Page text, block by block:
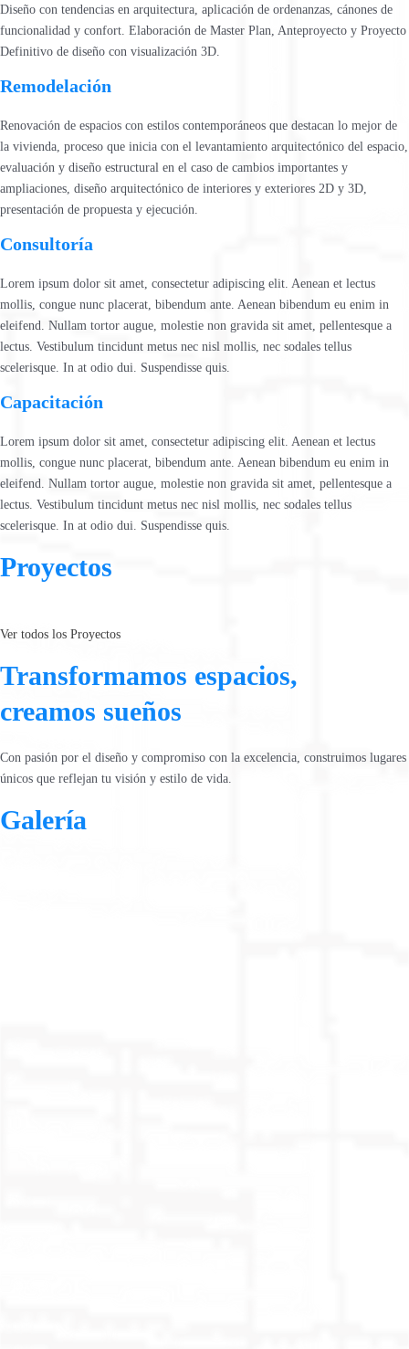
Diseño con tendencias en arquitectura, aplicación de ordenanzas, cánones de
funcionalidad y confort. Elaboración de Master Plan, Anteproyecto y Proyecto
Definitivo de diseño con visualización 3D.
Remodelación
Renovación de espacios con estilos contemporáneos que destacan lo mejor de
la vivienda, proceso que inicia con el levantamiento arquitectónico del espacio,
evaluación y diseño estructural en el caso de cambios importantes y
ampliaciones, diseño arquitectónico de interiores y exteriores 2D y 3D,
presentación de propuesta y ejecución.
Consultoría
Lorem ipsum dolor sit amet, consectetur adipiscing elit. Aenean et lectus
mollis, congue nunc placerat, bibendum ante. Aenean bibendum eu enim in
eleifend. Nullam tortor augue, molestie non gravida sit amet, pellentesque a
lectus. Vestibulum tincidunt metus nec nisl mollis, nec sodales tellus
scelerisque. In at odio dui. Suspendisse quis.
Capacitación
Lorem ipsum dolor sit amet, consectetur adipiscing elit. Aenean et lectus
mollis, congue nunc placerat, bibendum ante. Aenean bibendum eu enim in
eleifend. Nullam tortor augue, molestie non gravida sit amet, pellentesque a
lectus. Vestibulum tincidunt metus nec nisl mollis, nec sodales tellus
scelerisque. In at odio dui. Suspendisse quis.
Proyectos
Ver todos los Proyectos
Transformamos espacios,
creamos sueños
Con pasión por el diseño y compromiso con la excelencia, construimos lugares
únicos que reflejan tu visión y estilo de vida.
Galería